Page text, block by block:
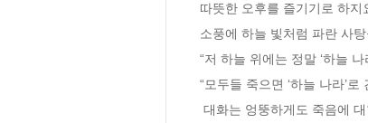
따뜻한 오후를 즐기기로 하
소풍에 하늘 빛처럼 파란 사탕
“저 하늘 위에는 정말 ‘하늘 나
“모두들 죽으면 ‘하늘 나라’